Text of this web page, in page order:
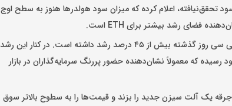
سود تحقق‌نیافته، اعلام کرده که میزان سود هولدر‌ها هنوز به سطح اوج
در حال حاضر، قیمت اتریوم حدود ۳،۶۰۰ دلار است و طی سی روز گذشته بیش از ۴۵ درصد رشد داشته است. در کنار این رشد
رسیده که معمولاً نشان‌دهنده حضور پررنگ سرمایه‌گذاران در بازار
جرقه یک آلت سیزن جدید را بزند و قیمت‌ها را به سطوح بالاتر سوق